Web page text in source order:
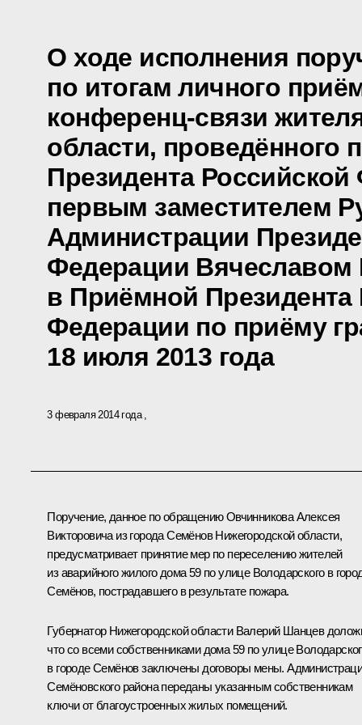
О ходе исполнения
по итогам личного
конференц-связи
области, проведённого
Президента
первым заместителем
Администрации
Федерации
в Приёмной Президента
Федерации по приёму
18 июля 2013 года
3 февраля 2014 года
Поручение, данное по обращению Овчинникова Алексея
Викторовича из города Семёнов Нижегородской области,
предусматривает принятие мер по переселению жителей
из аварийного жилого дома 59 по улице Володарского в
Семёнов, пострадавшего в результате пожара.
Губернатор Нижегородской области Валерий Шанцев
что со всеми собственниками дома 59 по улице
в городе Семёнов заключены договоры мены.
Семёновского района переданы указанным собственникам
ключи от благоустроенных жилых помещений.